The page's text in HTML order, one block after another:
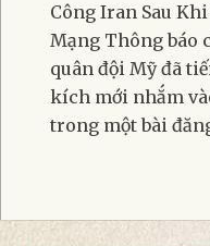
Công Iran Sau
Mạng Thông báo
quân đội Mỹ đã
kích mới nhắm
trong một bài